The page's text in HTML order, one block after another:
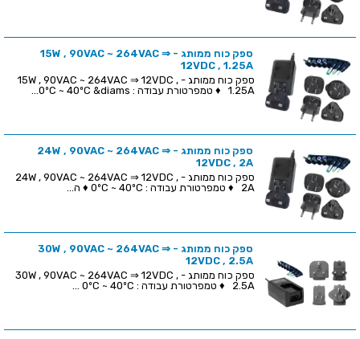
ספק כוח ממותג - 15W , 90VAC ~ 264VAC ⇒
12VDC , 1.25A
ספק כוח ממותג - 15W , 90VAC ~ 264VAC ⇒ 12VDC ,
1.25A ♦ טמפרטורת עבודה : 0ºC ~ 40ºC &diams...
ספק כוח ממותג - 24W , 90VAC ~ 264VAC ⇒
12VDC , 2A
ספק כוח ממותג - 24W , 90VAC ~ 264VAC ⇒ 12VDC ,
2A ♦ טמפרטורת עבודה : 0ºC ~ 40ºC ♦ ה...
ספק כוח ממותג - 30W , 90VAC ~ 264VAC ⇒
12VDC , 2.5A
ספק כוח ממותג - 30W , 90VAC ~ 264VAC ⇒ 12VDC ,
2.5A ♦ טמפרטורת עבודה : 0ºC ~ 40ºC ...